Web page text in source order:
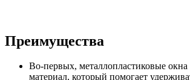
Преимущества
Во-первых, металлопластиковые
материал, который помогает